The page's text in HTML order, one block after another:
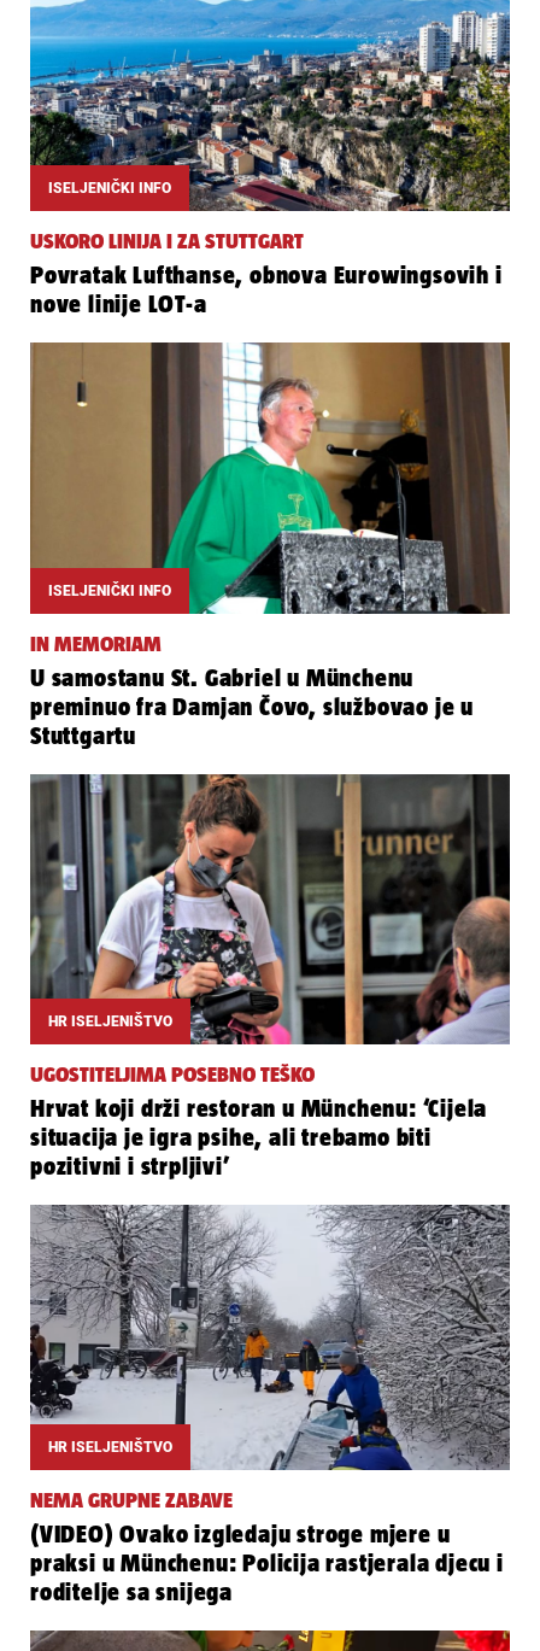
ISELJENIČKI INFO
USKORO LINIJA I ZA STUTTGART
Povratak Lufthanse, obnova Eurowingsovih i
nove linije LOT-a
ISELJENIČKI INFO
IN MEMORIAM
U samostanu St. Gabriel u Münchenu
preminuo fra Damjan Čovo, službovao je u
Stuttgartu
HR ISELJENIŠTVO
UGOSTITELJIMA POSEBNO TEŠKO
Hrvat koji drži restoran u Münchenu: ‘Cijela
situacija je igra psihe, ali trebamo biti
pozitivni i strpljivi’
HR ISELJENIŠTVO
NEMA GRUPNE ZABAVE
(VIDEO) Ovako izgledaju stroge mjere u
praksi u Münchenu: Policija rastjerala djecu i
roditelje sa snijega